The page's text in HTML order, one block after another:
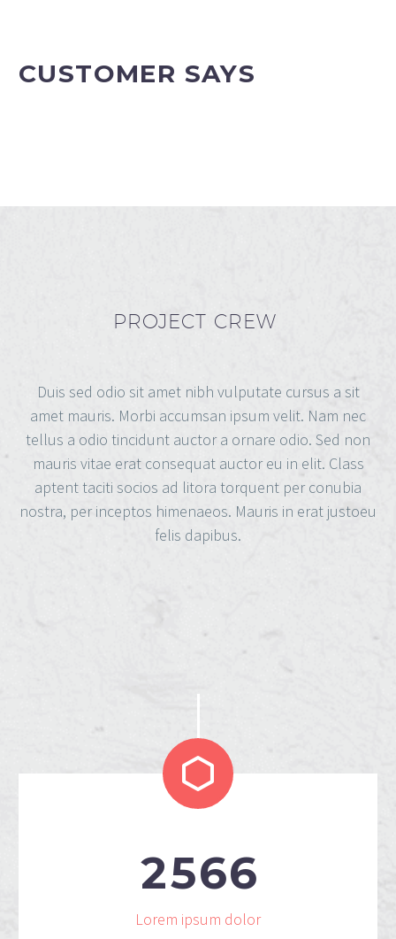
CUSTOMER SAYS
PROJECT CREW
Duis sed odio sit amet nibh vulputate cursus a sit
amet mauris. Morbi accumsan ipsum velit. Nam nec
tellus a odio tincidunt auctor a ornare odio. Sed non
mauris vitae erat consequat auctor eu in elit. Class
aptent taciti socios ad litora torquent per conubia
nostra, per inceptos himenaeos. Mauris in erat justoeu
felis dapibus.


2566
Lorem ipsum dolor